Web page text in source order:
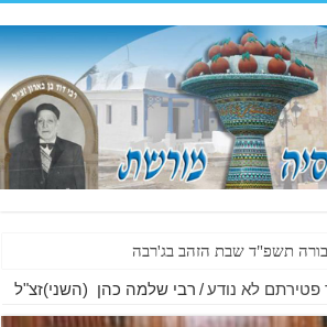
תשפ"ד שבת הזהב בג'רבה
פטירתם לא נודע/ רבי שלמה כהן (השני)זצ"ל